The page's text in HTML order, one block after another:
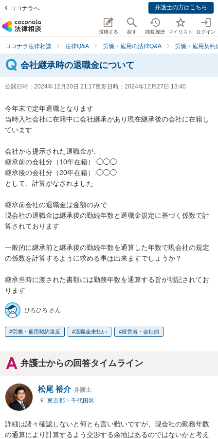
ココナラへ 弁護士の方はこちら
投稿する 探す 閲覧履歴 マイリスト ログイン
ココナラ法律相談 法律Q&A 労働・雇用の法律Q&A 労働・雇用契約
会社継承時の退職金について
公開日時： 2024年12月20日 21:17更新日時： 2024年12月27日 13:40
今年末で定年退職となります
当時入社会社に在籍中に会社継承があり現在継承後の会社に在籍し
ています
会社から提示された退職金が、
継承前の会社分（10年在籍）:◯◯◯
継承後の会社分（20年在籍）:◯◯◯
として、計算がなされました
継承前会社の退職金は金額のみで
現会社の退職金は継承後の勤続年数と退職金規定に基づく係数で計
算されております
一般的に継承前と継承後の勤続年数を通算した年数で現会社の規定
の係数を計算するように求める事は出来ますでしょうか？
継承当時に渡された書類には勤務年数を通算する旨が明記されてお
ります
ひろひろ さん
労働・雇用契約違反 退職金未払い 経営者・会社側
弁護士からの回答タイムライン
松尾 裕介 弁護士
東京都 > 千代田区
詳細は諸々確認しないと何とも言い難いですが、現会社の勤務年数
の通算により計算するよう交渉する余地はあるのではないかと考え